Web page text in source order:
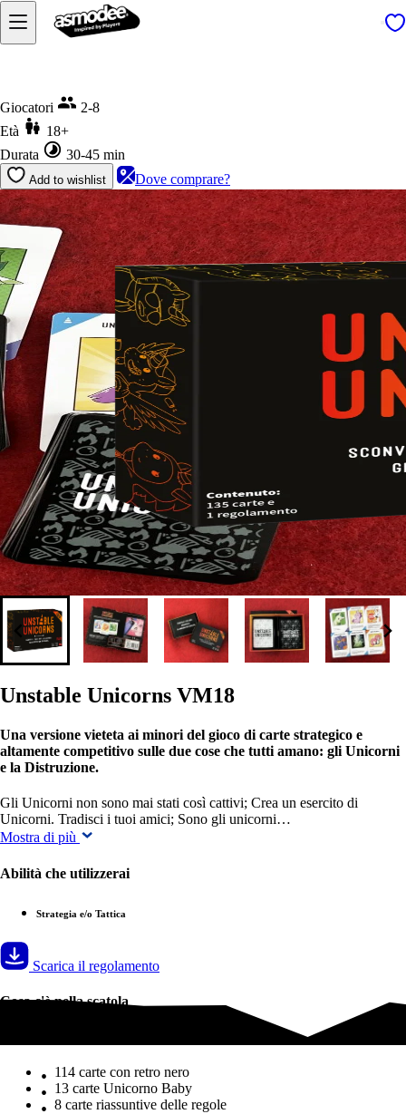
Giocatori
2-8
Età
18+
Durata
30-45 min
Add to wishlist Dove comprare?
Unstable Unicorns VM18
Una versione vieteta ai minori del gioco di carte strategico e
altamente competitivo sulle due cose che tutti amano: gli Unicorni
e la Distruzione.
Gli Unicorni non sono mai stati così cattivi; Crea un esercito di
Unicorni. Tradisci i tuoi amici; Sono gli unicorni…
Mostra di più
Abilità che utilizzerai
Strategia e/o Tattica
Scarica il regolamento
Cosa c'è nella scatola
114 carte con retro nero
13 carte Unicorno Baby
8 carte riassuntive delle regole